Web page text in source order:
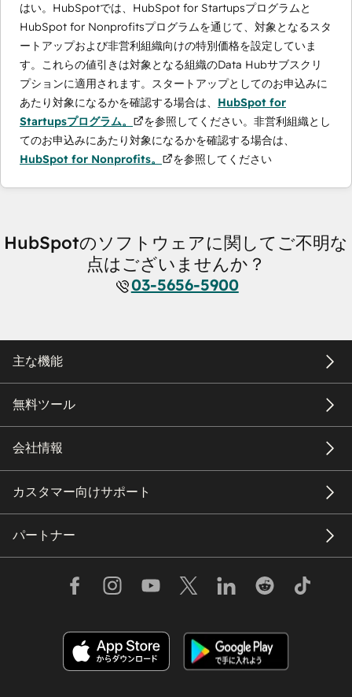
はい。HubSpotでは、HubSpot for Startupsプログラムと
HubSpot for Nonprofitsプログラムを通じて、対象となるスタ
ートアップおよび非営利組織向けの特別価格を設定していま
す。これらの値引きは対象となる組織のData Hubサブスクリ
プションに適用されます。スタートアップとしてのお申込みに
あたり対象になるかを確認する場合は、 HubSpot for
Startupsプログラム。
を参照してください。非営利組織とし
てのお申込みにあたり対象になるかを確認する場合は、
HubSpot for Nonprofits。
を参照してください
HubSpotのソフトウェアに関してご不明な
点はございませんか？
03-5656-5900
主な機能
無料ツール
会社情報
カスタマー向けサポート
パートナー